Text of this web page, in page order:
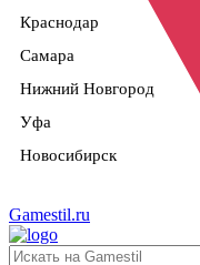
Краснодар
Самара
Нижний Новгород
Уфа
Новосибирск
Gamestil.ru